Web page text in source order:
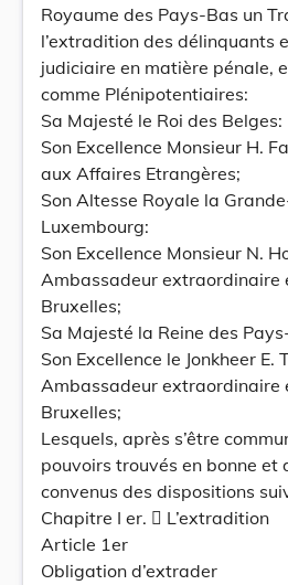
Royaume des Pays-Bas un
l’extradition des délinquants
judiciaire en matière pénale,
comme Plénipotentiaires:
Sa Majesté le Roi des Belges:
Son Excellence Monsieur H.
aux Affaires Etrangères;
Son Altesse Royale la
Luxembourg:
Son Excellence Monsieur N.
Ambassadeur extraordinaire
Bruxelles;
Sa Majesté la Reine des
Son Excellence le Jonkheer
Ambassadeur extraordinaire
Bruxelles;
Lesquels, après s’être
pouvoirs trouvés en bonne et
convenus des dispositions
Chapitre I er.  L’extradition
Article 1er
Obligation d’extrader